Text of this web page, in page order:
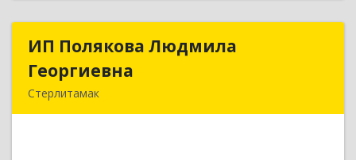
ИП Полякова Людмила
Георгиевна
Стерлитамак
ИП Полякова Людмила